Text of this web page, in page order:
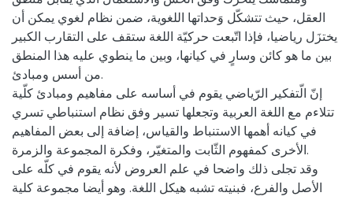
العقل، حيث تتشكّل وَحداتها اللغوية، ضمن نظام لغوي يمكن أن
يختزَل رياضيا، فإذا اتّبعت حركيّة اللغة ستقف على التقارب الكبير
بين ما هو كائن وسارٍ في كيانها، وبين ما ينطوي عليه هذا المنطق
من أسس ومبادئ.
إنّ الّتفكير الرّياضي يقوم في أساسه على مفاهيم ومبادئ كلّية
تتلاءم مع اللغة العربية وتجعلها تسير وفق نظام استنباطي تسري
في كيانه أهمها الاستنباط والقياس، إضافة إلى بعض المفاهيم
الأخرى كمفهوم الثّابت والمتغيّر، وفكرة المجموعة والزمرة.
وقد تجلى ذلك واضحا في علم العروض لأنه يقوم في كلّه على
الأصل والفرع، فبنيته تشبه هيكل اللغة. وهو أيضا مجموعة كلية